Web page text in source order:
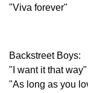
"Viva forever"
Backstreet Boys:
"I want it that way"
"As long as you